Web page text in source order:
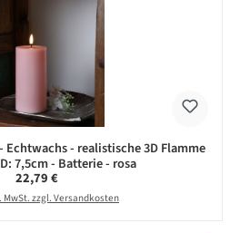
Echtwachs - realistische 3D Flamme
7,5cm - Batterie - rosa
Regulärer Preis:
22,79 €
MwSt. zzgl. Versandkosten